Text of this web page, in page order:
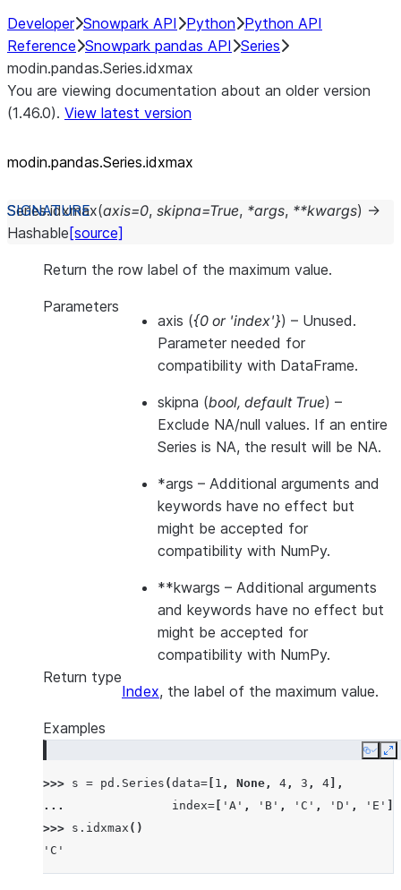
Developer Snowpark API Python Python API
Reference Snowpark pandas API Series
modin.pandas.Series.idxmax
You are viewing documentation about an older version
(1.46.0). View latest version
modin.pandas.Series.idxmax
Series.idxmax(axis=0, skipna=True, *args, **kwargs) →
Hashable [source]
Return the row label of the maximum value.
Parameters
axis ({0 or 'index'}) – Unused.
Parameter needed for
compatibility with DataFrame.
skipna (bool, default True) –
Exclude NA/null values. If an entire
Series is NA, the result will be NA.
*args – Additional arguments and
keywords have no effect but
might be accepted for
compatibility with NumPy.
**kwargs – Additional arguments
and keywords have no effect but
might be accepted for
compatibility with NumPy.
Return type
Index, the label of the maximum value.
Examples
Copy
>>> s = pd . Series (data= 1 , None , 4 , 3 , 4 ],
...
index= 'A' , 'B' , 'C' , 'D' , 'E'
>>> s . idxmax ()
'C'